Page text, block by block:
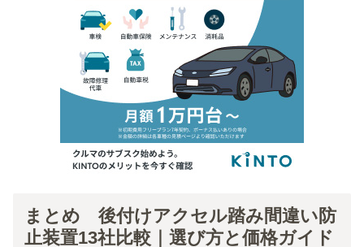
まとめ 後付けアクセル踏み間違い防
止装置13社比較｜選び方と価格ガイド